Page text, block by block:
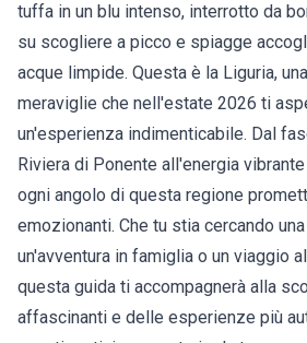
tuffa in un blu intenso, interrotto da
su scogliere a picco e spiagge
acque limpide. Questa è la Liguria,
meraviglie che nell'estate 2026 ti
un'esperienza indimenticabile. Dal
Riviera di Ponente all'energia
ogni angolo di questa regione
emozionanti. Che tu stia cercando
un'avventura in famiglia o un viaggio
questa guida ti accompagnerà alla
affascinanti e delle esperienze più